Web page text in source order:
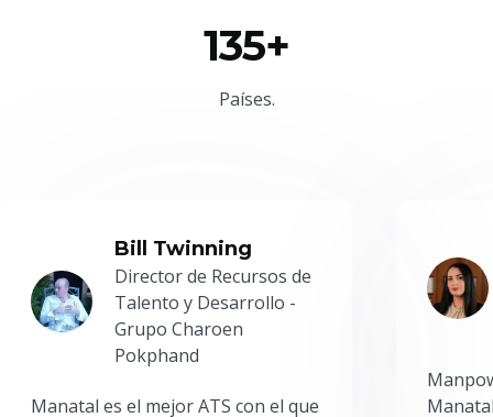
135+
Países.
Bill Twinning
Director de Recursos de
Talento y Desarrollo -
Grupo Charoen
Pokphand
Manatal es el mejor ATS con el que